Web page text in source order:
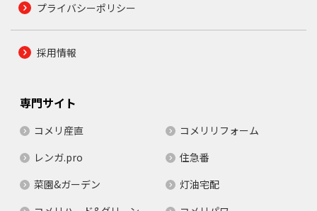
プライバシーポリシー
採用情報
専門サイト
コメリ産直
コメリリフォーム
レンガ.pro
住急番
菜園&ガーデン
灯油宅配